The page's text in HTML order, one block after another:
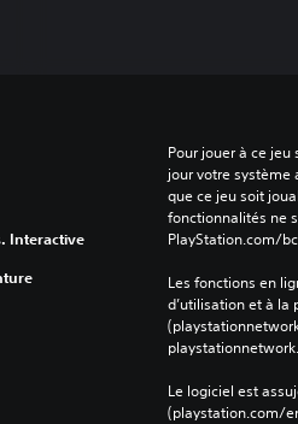
Interactive
Pour jouer à ce
jour votre système
que ce jeu soit
fonctionnalités ne
PlayStation.com/
Les fonctions en
d’utilisation et à
Le logiciel est
(playstation.com/